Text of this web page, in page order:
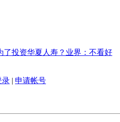
了投资华夏人寿？业界：不看好
录 | 申请帐号